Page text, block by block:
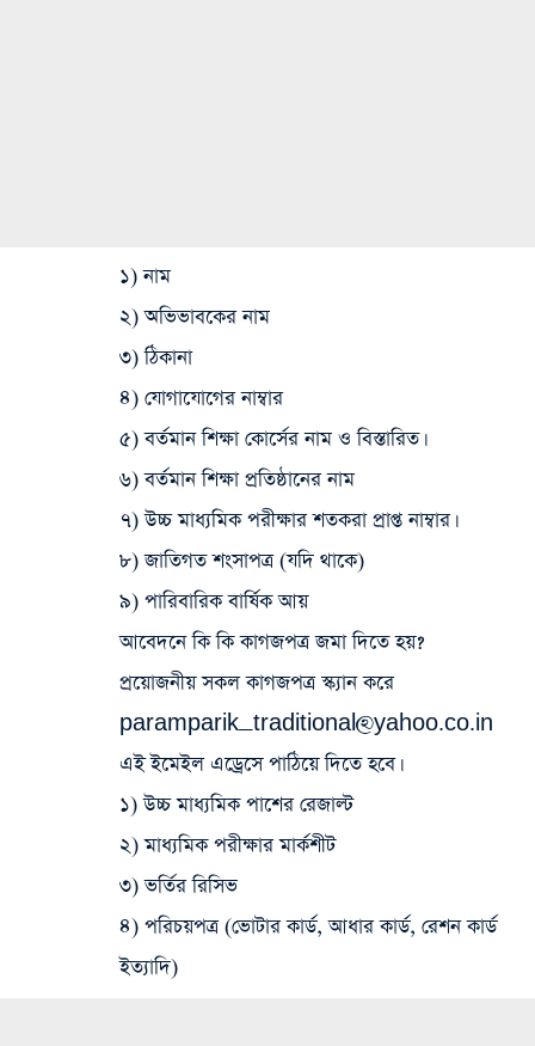
১) নাম
২) অভিভাবকের নাম
৩) ঠিকানা
৪) যোগাযোগের নাম্বার
৫) বর্তমান শিক্ষা কোর্সের নাম ও বিস্তারিত।
৬) বর্তমান শিক্ষা প্রতিষ্ঠানের নাম
৭) উচ্চ মাধ্যমিক পরীক্ষার শতকরা প্রাপ্ত নাম্বার।
৮) জাতিগত শংসাপত্র (যদি থাকে)
৯) পারিবারিক বার্ষিক আয়
আবেদনে কি কি কাগজপত্র জমা দিতে হয়?
প্রয়োজনীয় সকল কাগজপত্র স্ক্যান করে
paramparik_traditional@yahoo.co.in
এই ইমেইল এড্রেসে পাঠিয়ে দিতে হবে।
১) উচ্চ মাধ্যমিক পাশের রেজাল্ট
২) মাধ্যমিক পরীক্ষার মার্কশীট
৩) ভর্তির রিসিভ
৪) পরিচয়পত্র (ভোটার কার্ড, আধার কার্ড, রেশন কার্ড
ইত্যাদি)